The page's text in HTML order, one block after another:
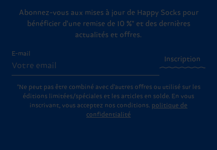
Abonnez-vous aux mises à jour de Happy Socks pour
bénéficier d'une remise de 10 %* et des dernières
actualités et offres.
E-mail
Inscription
*Ne peut pas être combiné avec d'autres offres ou utilisé sur les
éditions limitées/spéciales et les articles en solde. En vous
inscrivant, vous acceptez nos conditions. politique de
confidentialité